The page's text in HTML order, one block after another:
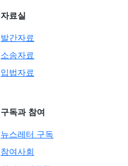
자료실
발간자료
소송자료
입법자료
구독과 참여
뉴스레터 구독
참여사회